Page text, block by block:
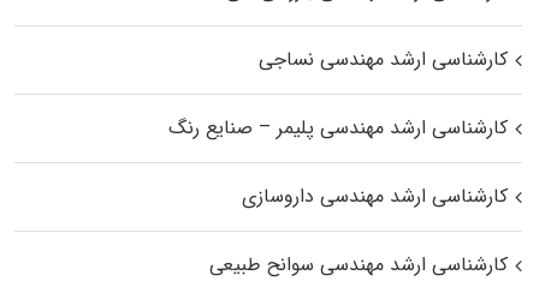
کارشناسی ارشد مهندسی نساجی
کارشناسی ارشد مهندسی پلیمر – صنایع رنگ
کارشناسی ارشد مهندسی داروسازی
کارشناسی ارشد مهندسی سوانح طبیعی